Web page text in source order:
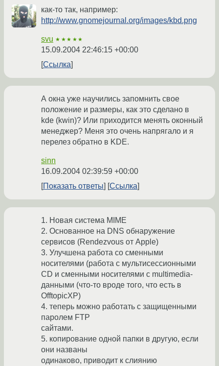
как-то так, например:
http://www.gnomejournal.org/images/kbd.png
svu ★★★★★
15.09.2004 22:46:15 +00:00
Ссылка
А окна уже научились запомнить свое
положение и размеры, как это сделано в
kde (kwin)? Или приходится менять оконный
менеджер? Меня это очень напрягало и я
перелез обратно в KDE.
sinn
16.09.2004 02:39:59 +00:00
Показать ответы
Ссылка
1. Новая система MIME
2. Основанное на DNS обнаружение
сервисов (Rendezvous от Apple)
3. Улучшена работа со сменными
носителями (работа с мультисессионными
CD и сменными носителями с multimedia-
данными (что-то вроде того, что есть в
OfftopicXP)
4. теперь можно работать с защищенными
паролем FTP
сайтами.
5. копирование одной папки в другую, если
они названы
одинаково, приводит к слиянию